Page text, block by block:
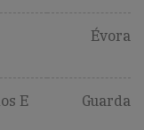
Évora
E
Guarda